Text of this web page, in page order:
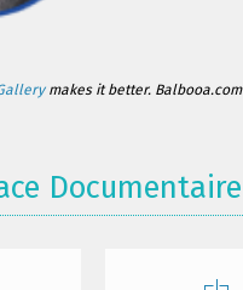
makes it better. Balbooa.com
Documentaire